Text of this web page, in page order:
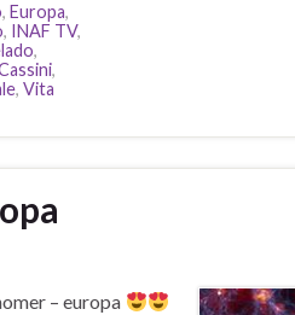
, Europa,
, INAF TV,
,
,
, Vita
– europa